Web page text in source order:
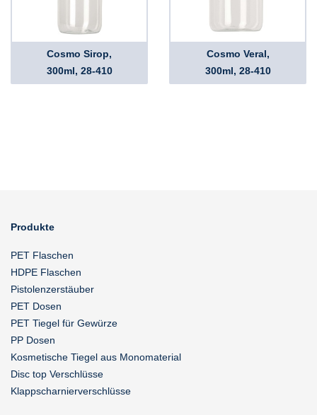
Cosmo Sirop,
300ml, 28-410
Cosmo Veral,
300ml, 28-410
Produkte
PET Flaschen
HDPE Flaschen
Pistolenzerstäuber
PET Dosen
PET Tiegel für Gewürze
PP Dosen
Kosmetische Tiegel aus Monomaterial
Disc top Verschlüsse
Klappscharnierverschlüsse